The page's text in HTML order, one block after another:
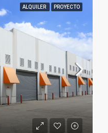
ALQUILER PROYECTO